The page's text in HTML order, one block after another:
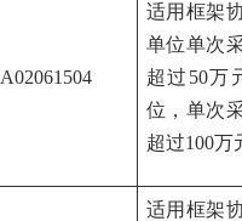
A02061504
适用框架
单位单次
超过50万
位，单次
超过100万
适用框架